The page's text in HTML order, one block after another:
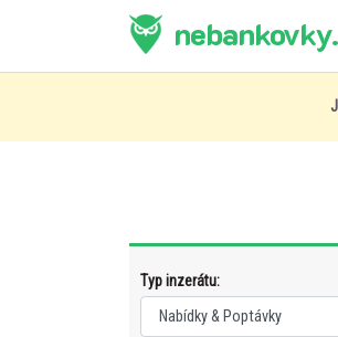
nebankovky.
Typ inzerátu: